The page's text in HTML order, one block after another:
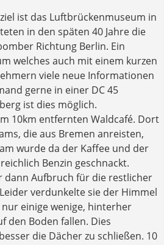
ist das Luftbrückenmuseum in
in den späten 40 Jahre die
Richtung Berlin. Ein
welches auch mit einem kurzen
viele neue Informationen
gerne in einer DC 45
ist dies möglich.
10km entfernten Waldcafé. Dort
die aus Bremen anreisten,
wurde da der Kaffee und der
Benzin geschnackt.
dann Aufbruch für die restlicher
verdunkelte sie der Himmel
einige wenige, hinterher
den Boden fallen. Dies
die Dächer zu schließen. 10